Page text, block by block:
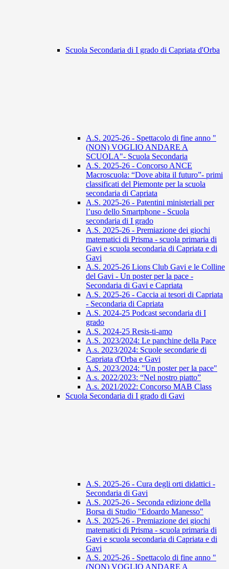
Scuola Secondaria di I grado di Capriata d'Orba
A.S. 2025-26 - Spettacolo di fine anno "
(NON) VOGLIO ANDARE A
SCUOLA"- Scuola Secondaria
A.S. 2025-26 - Concorso ANCE
Macroscuola: “Dove abita il futuro”- primi
classificati del Piemonte per la scuola
secondaria di Capriata
A.S. 2025-26 - Patentini ministeriali per
l’uso dello Smartphone - Scuola
secondaria di I grado
A.S. 2025-26 - Premiazione dei giochi
matematici di Prisma - scuola primaria di
Gavi e scuola secondaria di Capriata e di
Gavi
A.S. 2025-26 Lions Club Gavi e le Colline
del Gavi - Un poster per la pace -
Secondaria di Gavi e Capriata
A.S. 2025-26 - Caccia ai tesori di Capriata
- Secondaria di Capriata
A.S. 2024-25 Podcast secondaria di I
grado
A.S. 2024-25 Resis-ti-amo
A.S. 2023/2024: Le panchine della Pace
A.s. 2023/2024: Scuole secondarie di
Capriata d'Orba e Gavi
A.S. 2023/2024: "Un poster per la pace"
A.s. 2022/2023: “Nel nostro piatto”
A.s. 2021/2022: Concorso MAB Class
Scuola Secondaria di I grado di Gavi
A.S. 2025-26 - Cura degli orti didattici -
Secondaria di Gavi
A.S. 2025-26 - Seconda edizione della
Borsa di Studio "Edoardo Manesso"
A.S. 2025-26 - Premiazione dei giochi
matematici di Prisma - scuola primaria di
Gavi e scuola secondaria di Capriata e di
Gavi
A.S. 2025-26 - Spettacolo di fine anno "
(NON) VOGLIO ANDARE A